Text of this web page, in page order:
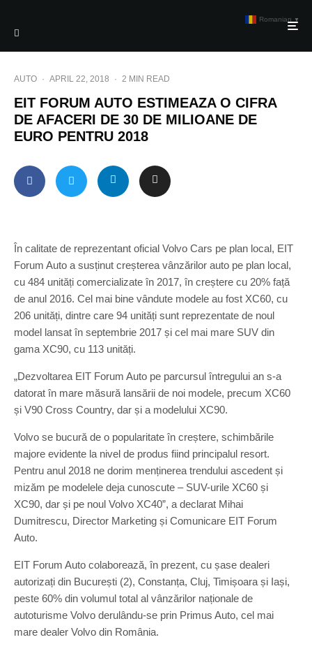
AUTO · APRIL 22, 2018 · 2 MIN READ
EIT FORUM AUTO ESTIMEAZA O CIFRA
DE AFACERI DE 30 DE MILIOANE DE
EURO PENTRU 2018
În calitate de reprezentant oficial Volvo Cars pe plan local, EIT
Forum Auto a susținut creșterea vânzărilor auto pe plan local,
cu 484 unități comercializate în 2017, în creștere cu 20% față
de anul 2016. Cel mai bine vândute modele au fost XC60, cu
206 unități, dintre care 94 unități sunt reprezentate de noul
model lansat în septembrie 2017 și cel mai mare SUV din
gama XC90, cu 113 unități.
„Dezvoltarea EIT Forum Auto pe parcursul întregului an s-a
datorat în mare măsură lansării de noi modele, precum XC60
și V90 Cross Country, dar și a modelului XC90.
Volvo se bucură de o popularitate în creștere, schimbările
majore evidente la nivel de produs fiind principalul resort.
Pentru anul 2018 ne dorim menținerea trendului ascedent și
mizăm pe modelele deja cunoscute – SUV-urile XC60 și
XC90, dar și pe noul Volvo XC40”, a declarat Mihai
Dumitrescu, Director Marketing și Comunicare EIT Forum
Auto.
EIT Forum Auto colaborează, în prezent, cu șase dealeri
autorizați din București (2), Constanța, Cluj, Timișoara și Iași,
peste 60% din volumul total al vânzărilor naționale de
autoturisme Volvo derulându-se prin Primus Auto, cel mai
mare dealer Volvo din România.
Romanian ▼